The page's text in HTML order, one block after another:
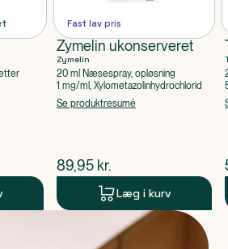
Fast lav pris
Zymelin ukonserveret
Zymelin
20 ml Næsespray, opløsning
1 mg/ml, Xylometazolinhydrochlorid
Se produktresumé
$nuværende pris
89,95 kr.
Læg i kurv